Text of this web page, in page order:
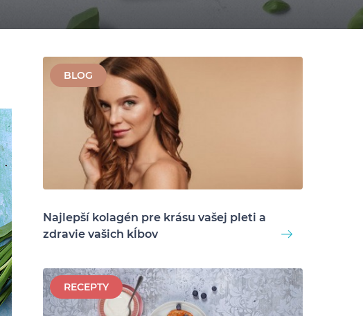
BLOG
Najlepší kolagén pre krásu vašej pleti a
zdravie vašich kĺbov
RECEPTY